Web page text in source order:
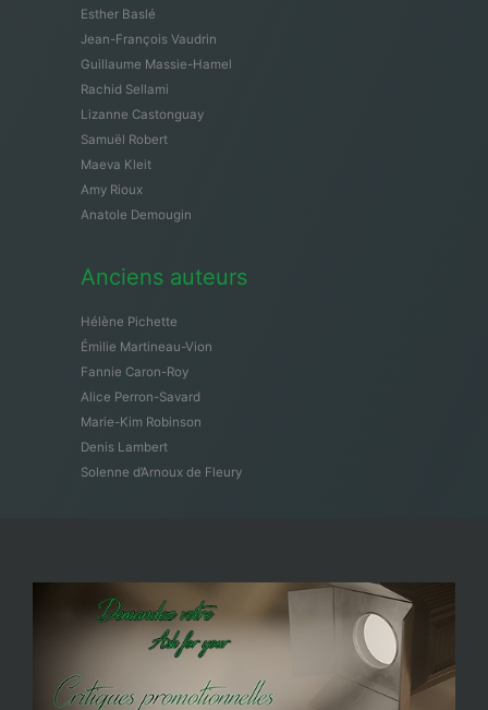
Esther Baslé
Jean-François Vaudrin
Guillaume Massie-Hamel
Rachid Sellami
Lizanne Castonguay
Samuël Robert
Maeva Kleit
Amy Rioux
Anatole Demougin
Anciens auteurs
Hélène Pichette
Émilie Martineau-Vion
Fannie Caron-Roy
Alice Perron-Savard
Marie-Kim Robinson
Denis Lambert
Solenne d’Arnoux de Fleury